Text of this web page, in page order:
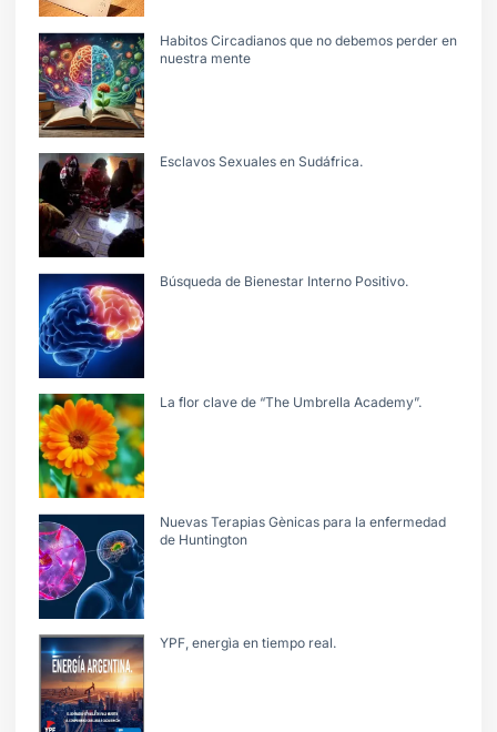
Habitos Circadianos que no debemos perder en
nuestra mente
Esclavos Sexuales en Sudáfrica.
Búsqueda de Bienestar Interno Positivo.
La flor clave de “The Umbrella Academy”.
Nuevas Terapias Gènicas para la enfermedad
de Huntington
YPF, energìa en tiempo real.